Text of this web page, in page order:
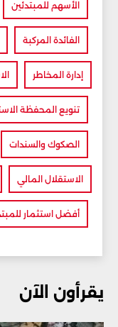
الأسهم للمبتدئين
الفائدة المركبة
إدارة المخاطر
تنويع المحفظة
الصكوك والسندات
الاستقلال المالي
أفضل استثمار
يقرأون الآن